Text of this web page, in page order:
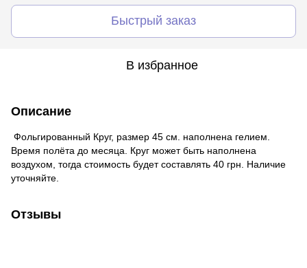
Быстрый заказ
В избранное
Описание
Фольгированный Круг, размер 45 см. наполнена гелием.
Время полёта до месяца. Круг может быть наполнена
воздухом, тогда стоимость будет составлять 40 грн. Наличие
уточняйте.
Отзывы